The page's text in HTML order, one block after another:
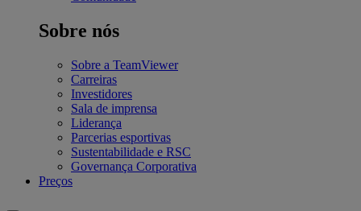
Sobre nós
Sobre a TeamViewer
Carreiras
Investidores
Sala de imprensa
Liderança
Parcerias esportivas
Sustentabilidade e RSC
Governança Corporativa
Preços